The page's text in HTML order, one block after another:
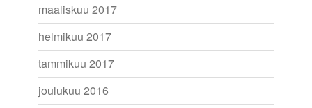
maaliskuu 2017
helmikuu 2017
tammikuu 2017
joulukuu 2016